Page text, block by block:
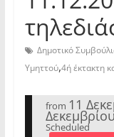
Δημοτικό
Υμηττού,4ή έκτακτη
from 11
Scheduled